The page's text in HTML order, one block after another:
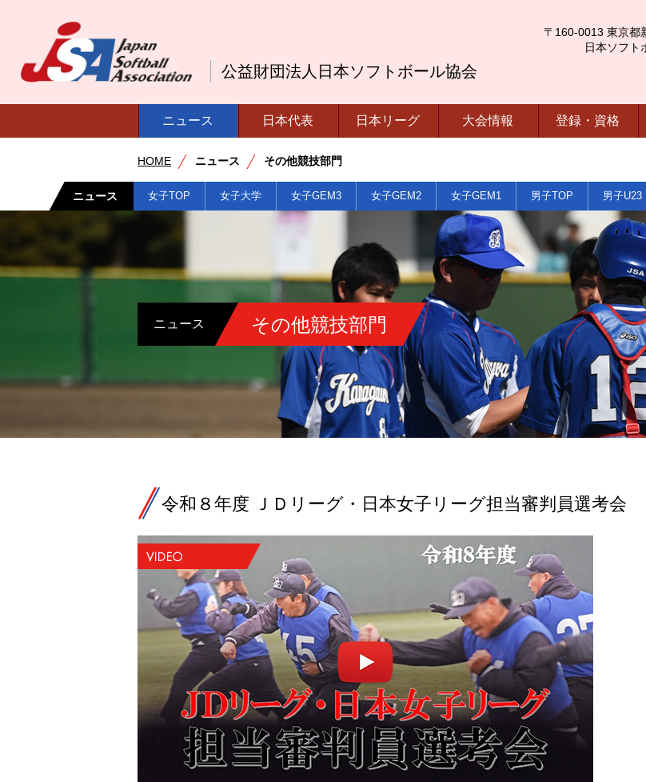
公益財団法人日本ソフトボール協会
〒160-0013 東京都
日本ソフ
ニュース 日本代表 日本リーグ 大会情報 登録・資格
HOME ニュース その他競技部門
ニュース 女子TOP 女子大学 女子GEM3 女子GEM2 女子GEM1 男子TOP 男子U23
ニュース その他競技部門
令和８年度 ＪＤリーグ・日本女子リーグ担当審判員選考会